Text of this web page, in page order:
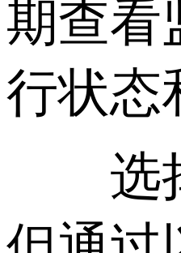
期查看
行状态
选择